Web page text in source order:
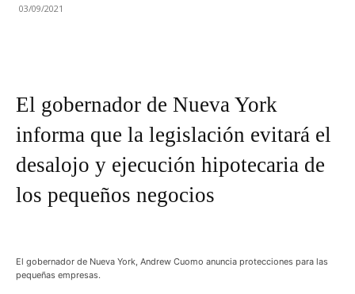
03/09/2021
El gobernador de Nueva York
informa que la legislación evitará el
desalojo y ejecución hipotecaria de
los pequeños negocios
El gobernador de Nueva York, Andrew Cuomo anuncia protecciones para las
pequeñas empresas.